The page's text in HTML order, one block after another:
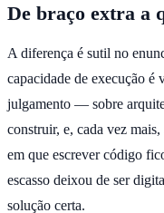
De braço extra a
A diferença é sutil no
capacidade de execução é
julgamento — sobre
construir, e, cada vez
em que escrever código
escasso deixou de ser
solução certa.